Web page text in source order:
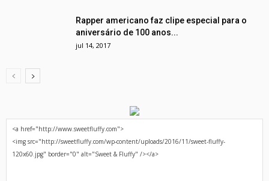
Rapper americano faz clipe especial para o
aniversário de 100 anos...
jul 14, 2017